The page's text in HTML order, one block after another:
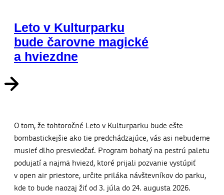
Leto v Kulturparku
bude čarovne magické
a hviezdne
O tom, že tohtoročné Leto v Kulturparku bude ešte
bombastickejšie ako tie predchádzajúce, vás asi nebudeme
musieť dlho presviedčať. Program bohatý na pestrú paletu
podujatí a najmä hviezd, ktoré prijali pozvanie vystúpiť
v open air priestore, určite priláka návštevníkov do parku,
kde to bude naozaj žiť od 3. júla do 24. augusta 2026.